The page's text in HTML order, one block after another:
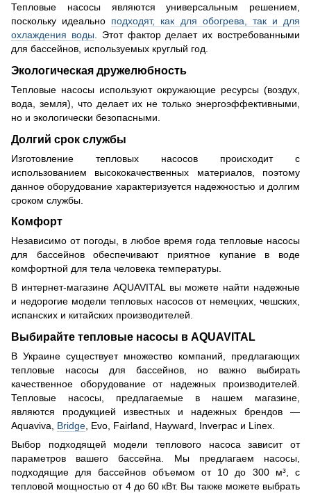
Тепловые насосы являются универсальным решением,
поскольку идеально подходят, как для обогрева, так и для
охлаждения воды . Этот фактор делает их востребованными
для бассейнов, используемых круглый год.
Экологическая дружелюбность
Тепловые насосы используют окружающие ресурсы (воздух,
вода, земля), что делает их не только энергоэффективными,
но и экологически безопасными.
Долгий срок службы
Изготовление тепловых насосов происходит с
использованием высококачественных материалов, поэтому
данное оборудование характеризуется надежностью и долгим
сроком службы.
Комфорт
Независимо от погоды, в любое время года тепловые насосы
для бассейнов обеспечивают приятное купание в воде
комфортной для тела человека температуры.
В интернет-магазине AQUAVITAL вы можете найти надежные
и недорогие модели тепловых насосов от немецких, чешских,
испанских и китайских производителей.
Выбирайте тепловые насосы в AQUAVITAL
В Украине существует множество компаний, предлагающих
тепловые насосы для бассейнов, но важно выбирать
качественное оборудование от надежных производителей.
Тепловые насосы, предлагаемые в нашем магазине,
являются продукцией известных и надежных брендов —
Aquaviva, Bridge , Evo, Fairland, Hayward, Inverpac и Linex.
Выбор подходящей модели теплового насоса зависит от
параметров вашего бассейна. Мы предлагаем насосы,
подходящие для бассейнов объемом от 10 до 300 м³, с
тепловой мощностью от 4 до 60 кВт. Вы также можете выбрать